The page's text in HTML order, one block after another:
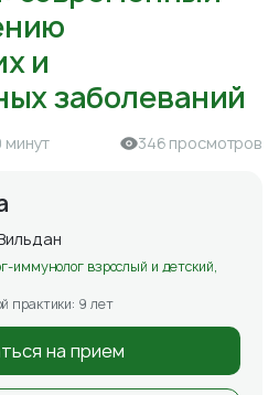
и
заболеваний
минут 346 просмотров
иммунолог взрослый и детский,
практики: 9 лет
на прием